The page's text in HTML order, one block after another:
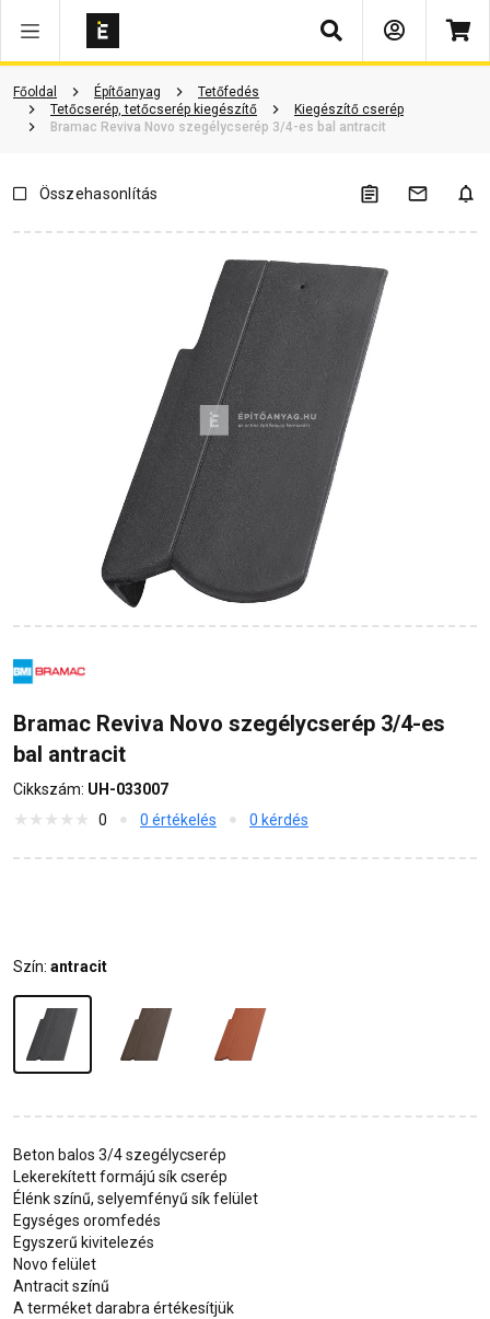
Keresés
Főoldal Építőanyag
Tetőfedés
Tetőcserép, tetőcserép kiegészítő
Kiegészítő cserép
Bramac Reviva Novo szegélycserép 3/4-es bal antracit
Dokumentumok Kérdések és válaszok
Összehasonlítás
Bramac Reviva Novo szegélycserép 3/4-es
bal antracit
Cikkszám: UH-033007
0
0 értékelés 0 kérdés
Szín: antracit
Beton balos 3/4 szegélycserép
Lekerekített formájú sík cserép
Élénk színű, selyemfényű sík felület
Egységes oromfedés
Egyszerű kivitelezés
Novo felület
Antracit színű
A terméket darabra értékesítjük